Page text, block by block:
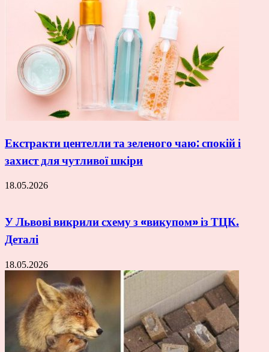
Екстракти центелли та зеленого чаю: спокій і
захист для чутливої шкіри
18.05.2026
У Львові викрили схему з «викупом» із ТЦК.
Деталі
18.05.2026